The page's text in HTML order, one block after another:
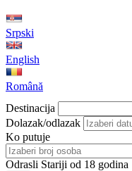
Srpski
English
Română
Destinacija
Dolazak/odlazak
Ko putuje
Odrasli Stariji od 18 godina